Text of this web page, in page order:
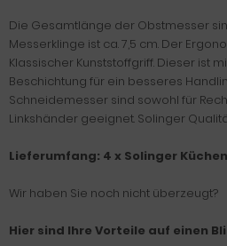
Die Gesamtlänge der Obstmesser
Messerklinge ist ca. 7,5 cm. Der
Klassischer Kunststoffgriff. Dieser ist
Beschichtung für ein besseres
Schneidemesser sind sowohl für
Linkshänder geeignet. Solinger
Lieferumfang: 4 x Solinger
Wir haben Sie noch nicht überzeugt?
Hier sind Ihre Vorteile auf einen